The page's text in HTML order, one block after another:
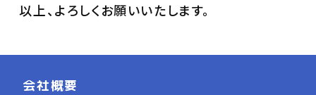
以上、よろしくお願いいたします。
会社概要